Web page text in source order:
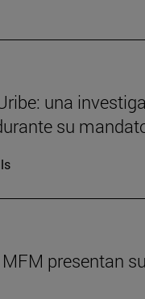
una
su
presentan